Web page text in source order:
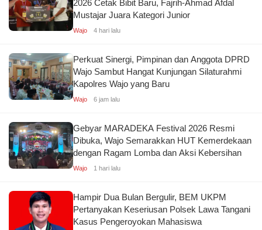
2026 Cetak Bibit Baru, Fajrih-Ahmad Afdal
Mustajar Juara Kategori Junior
Wajo 4 hari lalu
Perkuat Sinergi, Pimpinan dan Anggota DPRD
Wajo Sambut Hangat Kunjungan Silaturahmi
Kapolres Wajo yang Baru
Wajo 6 jam lalu
Gebyar MARADEKA Festival 2026 Resmi
Dibuka, Wajo Semarakkan HUT Kemerdekaan
dengan Ragam Lomba dan Aksi Kebersihan
Wajo 1 hari lalu
Hampir Dua Bulan Bergulir, BEM UKPM
Pertanyakan Keseriusan Polsek Lawa Tangani
Kasus Pengeroyokan Mahasiswa